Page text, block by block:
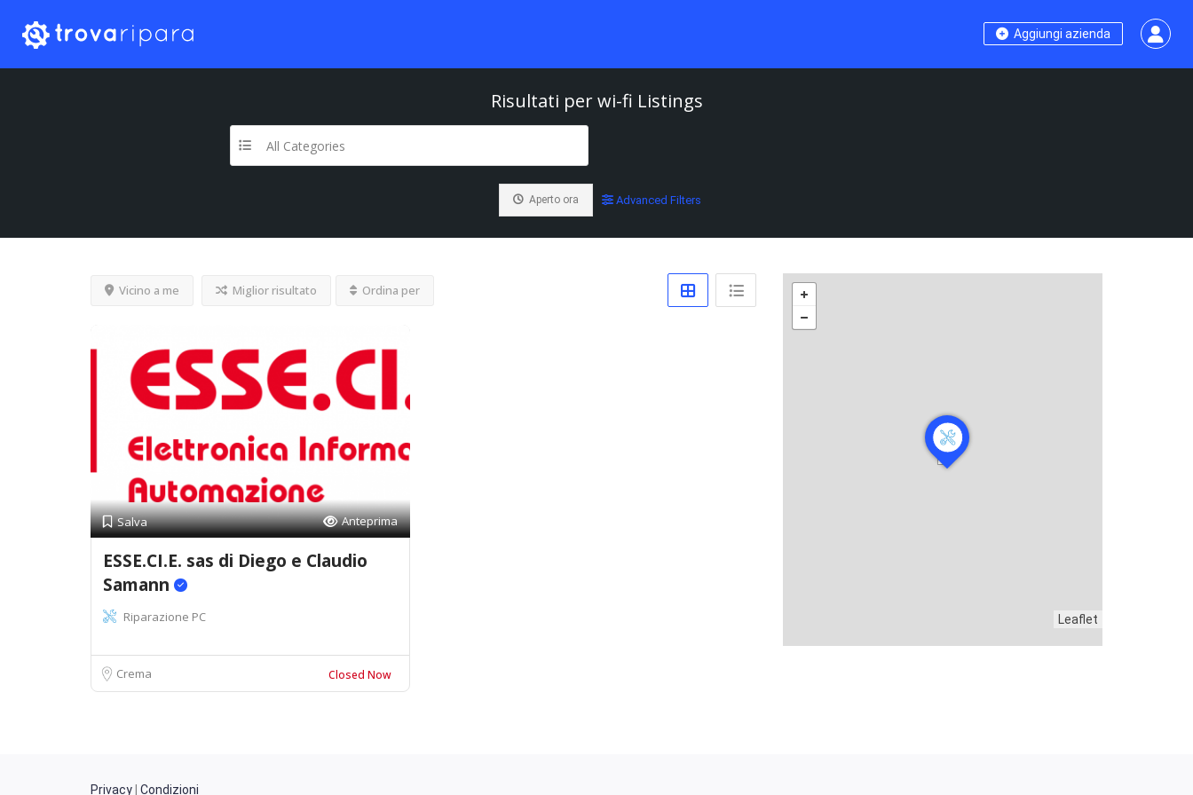
Aggiungi azienda
Risultati perwi-fi Listings
All Categories
Aperto ora Advanced Filters
Vicino a me Miglior risultato Ordina per
Salva Anteprima
ESSE.CI.E. sas di Diego e Claudio
Samann
Riparazione PC
Crema Closed Now
Leaflet
Privacy Condizioni